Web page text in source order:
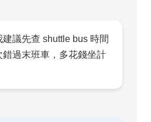
議先查 shuttle bus 時間
過末班車，多花錢坐計